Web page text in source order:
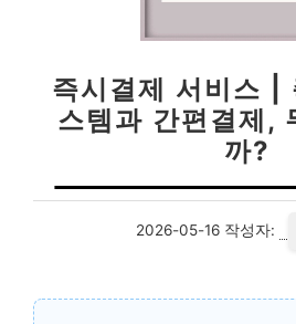
즉시결제 서비스 |
스템과 간편결제,
까?
2026-05-16 작성자: